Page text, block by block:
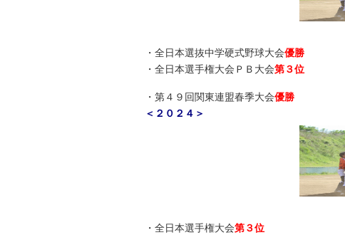
・全日本選抜中学硬式野球大会優勝
・全日本選手権大会ＰＢ大会第３位
・第４９回関東連盟春季大会優勝
＜２０２４＞
・全日本選手権大会第３位